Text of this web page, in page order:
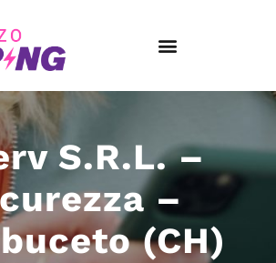
S.R.L. –
–
(CH)